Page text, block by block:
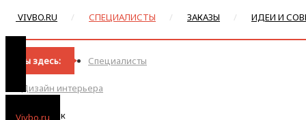
VIVBO.RU СПЕЦИАЛИСТЫ ЗАКАЗЫ ИДЕИ И
Vivbo.ru
Вы здесь: Специалисты
Дизайн интерьера
Смоленск